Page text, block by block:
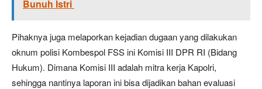
Bunuh Istri
Pihaknya juga melaporkan kejadian dugaan yang dilakukan
oknum polisi Kombespol FSS ini Komisi III DPR RI (Bidang
Hukum). Dimana Komisi III adalah mitra kerja Kapolri,
sehingga nantinya laporan ini bisa dijadikan bahan evaluasi